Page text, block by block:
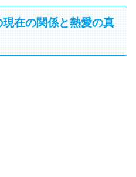
在の関係と熱愛の真